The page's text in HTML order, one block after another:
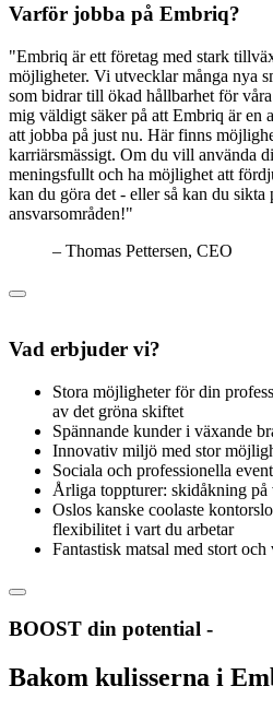
Varför jobba på Embriq?
"Embriq är ett företag med stark
möjligheter. Vi utvecklar många nya
som bidrar till ökad hållbarhet för
mig väldigt säker på att Embriq är en
att jobba på just nu. Här finns
karriärsmässigt. Om du vill använda
meningsfullt och ha möjlighet att
kan du göra det - eller så kan du sikta
ansvarsområden!"
– Thomas Pettersen, CEO
Vad erbjuder vi?
Stora möjligheter för din
av det gröna skiftet
Spännande kunder i växande
Innovativ miljö med stor
Sociala och professionella
Årliga toppturer: skidåkning
Oslos kanske coolaste
flexibilitet i vart du arbetar
Fantastisk matsal med stort och
BOOST din potential -
Bakom kulisserna i